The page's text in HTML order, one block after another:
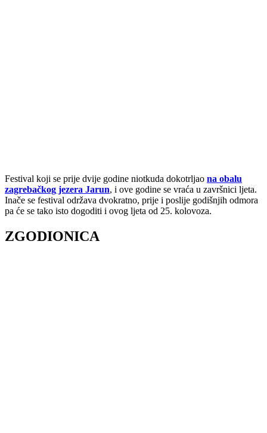
Festival koji se prije dvije godine niotkuda dokotrljao na obalu
zagrebačkog jezera Jarun, i ove godine se vraća u završnici ljeta.
Inače se festival održava dvokratno, prije i poslije godišnjih odmora
pa će se tako isto dogoditi i ovog ljeta od 25. kolovoza.
ZGODIONICA